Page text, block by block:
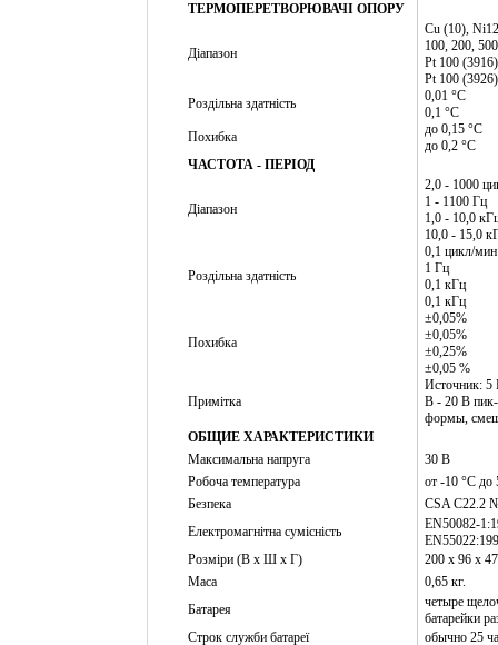
ТЕРМОПЕРЕТВОРЮВАЧІ ОПОРУ
Діапазон
Cu (10),
100, 200,
Pt 100 (3916)
Pt 100 (3926)
Роздільна здатність
0,01 °C
0,1 °C
Похибка
до 0,15 °C
до 0,2 °C
ЧАСТОТА - ПЕРІОД
Діапазон
2,0 - 1000
1 - 1100 Гц
1,0 - 10,0
10,0 - 15,0
Роздільна здатність
0,1 цикл/мин
1 Гц
0,1 кГц
0,1 кГц
Похибка
±0,05%
±0,05%
±0,25%
±0,05 %
Примітка
Источник: 5
В - 20 В
формы,
ОБЩИЕ ХАРАКТЕРИСТИКИ
Максимальна напруга
30 В
Робоча температура
от -10 °C до
Безпека
CSA C22.2
Електромагнітна сумісність
EN50082-
Розміри (В x Ш x Г)
200 х 96 х
Маса
0,65 кг.
Батарея
четыре
батарейки
Строк служби батареї
обычно 25